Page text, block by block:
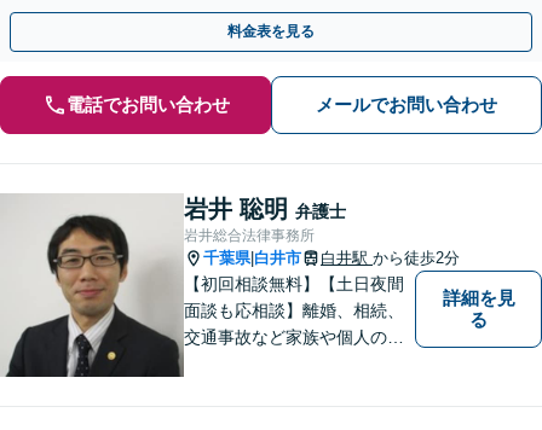
料金表を見る
電話でお問い合わせ メールでお問い合わせ
岩井 聡明 弁護士
岩井総合法律事務所
千葉県| 白井市 白井駅 から徒歩2分
【初回相談無料】【土日夜間
面談も応相談】離婚、相続、
交通事故など家族や個人のト
詳細を見
る